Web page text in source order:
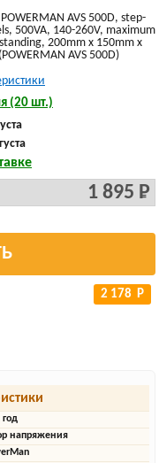
AVS 500D, step-
500VA, 140-260V, maximum
200mm x 150mm x
AVS 500D)
(20 шт.)
1 895 Р
2 178 Р
год
напряжения